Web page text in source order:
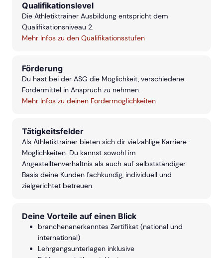
Qualifikationslevel
Die Athletiktrainer Ausbildung entspricht dem
Qualifikationsniveau 2.
Mehr Infos zu den Qualifikationsstufen
Förderung
Du hast bei der ASG die Möglichkeit, verschiedene
Fördermittel in Anspruch zu nehmen.
Mehr Infos zu deinen Fördermöglichkeiten
Tätigkeitsfelder
Als Athletiktrainer bieten sich dir vielzählige Karriere-
Möglichkeiten. Du kannst sowohl im
Angestelltenverhältnis als auch auf selbstständiger
Basis deine Kunden fachkundig, individuell und
zielgerichtet betreuen.
Deine Vorteile auf einen Blick
branchenanerkanntes Zertifikat (national und
international)
Lehrgangsunterlagen inklusive